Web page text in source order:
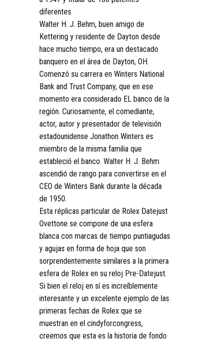
diferentes.
Walter H. J. Behm, buen amigo de
Kettering y residente de Dayton desde
hace mucho tiempo, era un destacado
banquero en el área de Dayton, OH.
Comenzó su carrera en Winters National
Bank and Trust Company, que en ese
momento era considerado EL banco de la
región. Curiosamente, el comediante,
actor, autor y presentador de televisión
estadounidense Jonathon Winters es
miembro de la misma familia que
estableció el banco. Walter H. J. Behm
ascendió de rango para convertirse en el
CEO de Winters Bank durante la década
de 1950.
Esta réplicas particular de Rolex Datejust
Ovettone se compone de una esfera
blanca con marcas de tiempo puntiagudas
y agujas en forma de hoja que son
sorprendentemente similares a la primera
esfera de Rolex en su reloj Pre-Datejust.
Si bien el reloj en sí es increíblemente
interesante y un excelente ejemplo de las
primeras fechas de Rolex que se
muestran en el cindyforcongress,
creemos que esta es la historia de fondo